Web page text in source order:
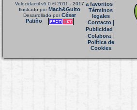
Velocidactil v5.0 © 2011 - 2017
Ilustrado porMach&Guito
Desarrollado porCésar
Patiño
a favoritos
Términos
legales
Contacto|
Publicidad
Colabora|
Política de
Cookies